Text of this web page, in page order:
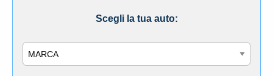
Scegli la tua auto: